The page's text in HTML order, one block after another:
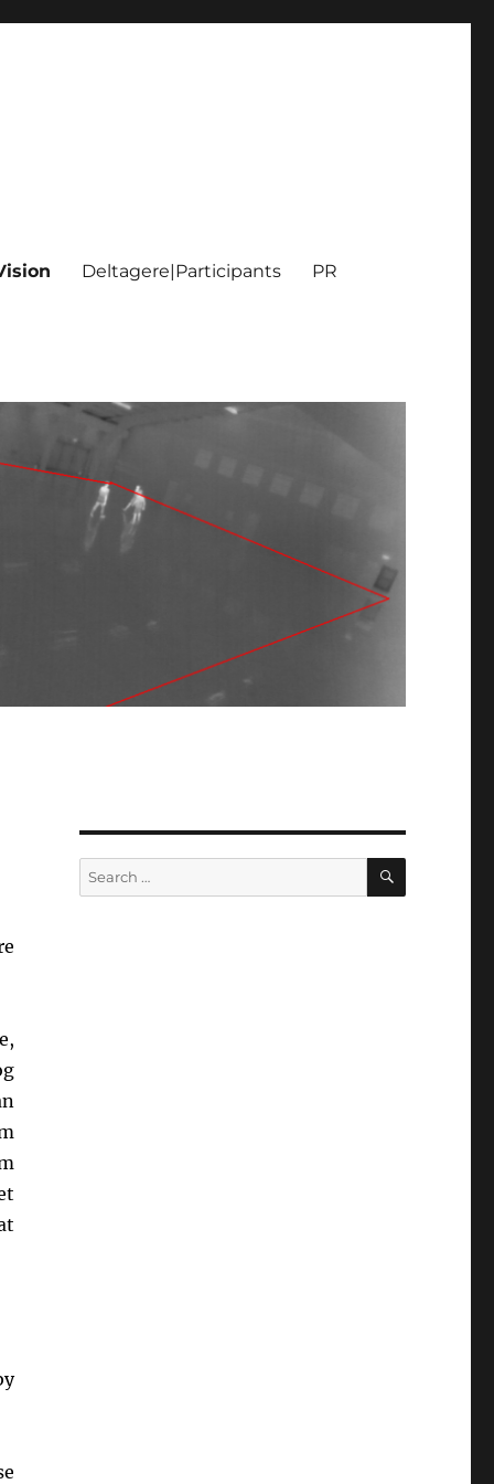
Deltagere|Participants PR
Search
for:
SEARCH